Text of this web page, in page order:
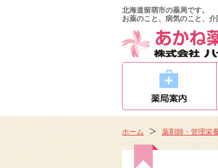
北海道留萌市の薬局です。
お薬のこと、病気のこと、
ホーム 薬剤師・管理栄